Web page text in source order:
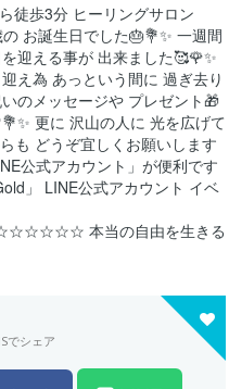
徒歩3分 ヒーリングサロン
お誕生日でした🎂💐✨ 一週間
迎える事が 出来ました🥰🌹✨
え為 あっという間に 過ぎ去り
のメッセージや プレゼント🎁
更に 沢山の人に 光を広げて
も どうぞ宜しくお願いします
公式アカウント」が便利です
」 LINE公式アカウント イベ
本当の自由を生きる
でシェア